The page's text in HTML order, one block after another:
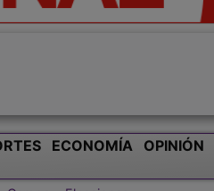
ECONOMÍA OPINIÓN